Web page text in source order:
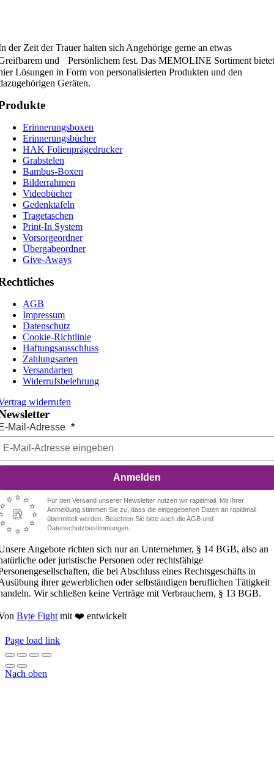
der Zeit der Trauer halten sich Angehörige gerne an etwas
und Persönlichem fest. Das MEMOLINE Sortiment
Lösungen in Form von personalisierten Produkten und den
Geräten.
Erinnerungsboxen
Erinnerungsbücher
HAK Folienprägedrucker
Grabstelen
Bambus-Boxen
Bilderrahmen
Videobücher
Gedenktafeln
Tragetaschen
Print-In System
Vorsorgeordner
Übergabeordner
Give-Aways
AGB
Impressum
Datenschutz
Cookie-Richtlinie
Haftungsausschluss
Zahlungsarten
Versandarten
Widerrufsbelehrung
widerrufen
Mail-Adresse
Anmelden
Für den Versand unserer Newsletter nutzen wir rapidmail. Mit Ihrer
Anmeldung stimmen Sie zu, dass die eingegebenen Daten an rapidmail
übermittelt werden. Beachten Sie bitte auch die AGB und
Datenschutzbestimmungen.
Angebote richten sich nur an Unternehmer, § 14 BGB, also an
oder juristische Personen oder rechtsfähige
die bei Abschluss eines Rechtsgeschäfts in
ihrer gewerblichen oder selbständigen beruflichen Tätigkeit
Wir schließen keine Verträge mit Verbrauchern, § 13 BGB.
Byte Fight mit ❤️ entwickelt
Page load link
Nach oben